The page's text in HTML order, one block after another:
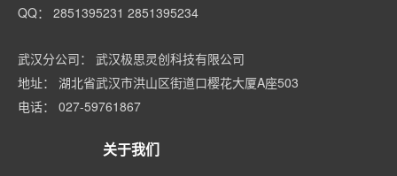
QQ： 2851395231 2851395234
武汉分公司： 武汉极思灵创科技有限公司
地址： 湖北省武汉市洪山区街道口樱花大厦A座503
电话： 027-59761867
关于我们